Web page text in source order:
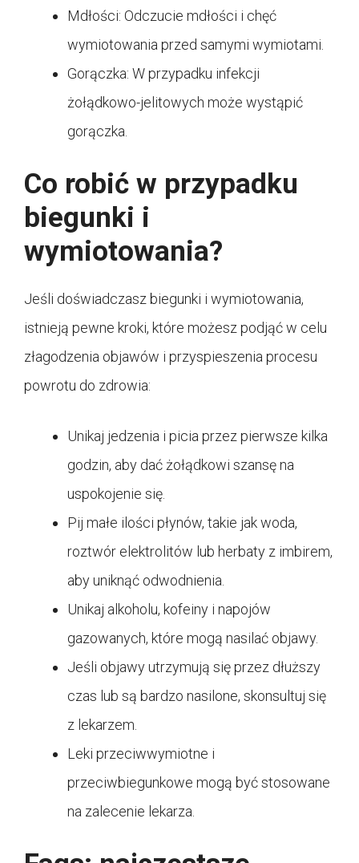
Mdłości: Odczucie mdłości i chęć
wymiotowania przed samymi wymiotami.
Gorączka: W przypadku infekcji
żołądkowo-jelitowych może wystąpić
gorączka.
Co robić w przypadku
biegunki i
wymiotowania?
Jeśli doświadczasz biegunki i wymiotowania,
istnieją pewne kroki, które możesz podjąć w celu
złagodzenia objawów i przyspieszenia procesu
powrotu do zdrowia:
Unikaj jedzenia i picia przez pierwsze kilka
godzin, aby dać żołądkowi szansę na
uspokojenie się.
Pij małe ilości płynów, takie jak woda,
roztwór elektrolitów lub herbaty z imbirem,
aby uniknąć odwodnienia.
Unikaj alkoholu, kofeiny i napojów
gazowanych, które mogą nasilać objawy.
Jeśli objawy utrzymują się przez dłuższy
czas lub są bardzo nasilone, skonsultuj się
z lekarzem.
Leki przeciwwymiotne i
przeciwbiegunkowe mogą być stosowane
na zalecenie lekarza.